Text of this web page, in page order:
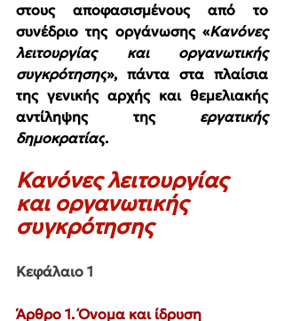
στους αποφασισμένους από το
συνέδριο της οργάνωσης «Κανόνες
λειτουργίας και οργανωτικής
συγκρότησης», πάντα στα πλαίσια
της γενικής αρχής και θεμελιακής
αντίληψης της εργατικής
δημοκρατίας.
Κανόνες λειτουργίας
και οργανωτικής
συγκρότησης
Κεφάλαιο 1
Άρθρο 1. Όνομα και ίδρυση